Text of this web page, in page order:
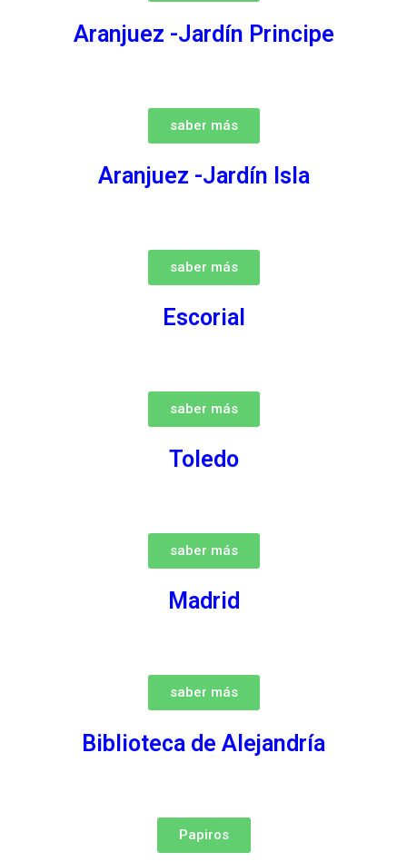
Aranjuez -Jardín Principe
saber más
Aranjuez -Jardín Isla
saber más
Escorial
saber más
Toledo
saber más
Madrid
saber más
Biblioteca de Alejandría
Papiros